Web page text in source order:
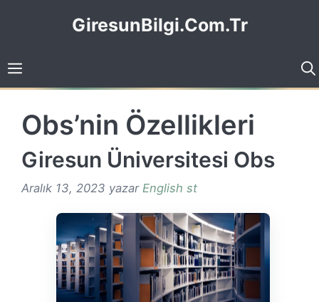
GiresunBilgi.Com.Tr
Obs’nin Özellikleri
Giresun Üniversitesi Obs
Aralık 13, 2023 yazar English st